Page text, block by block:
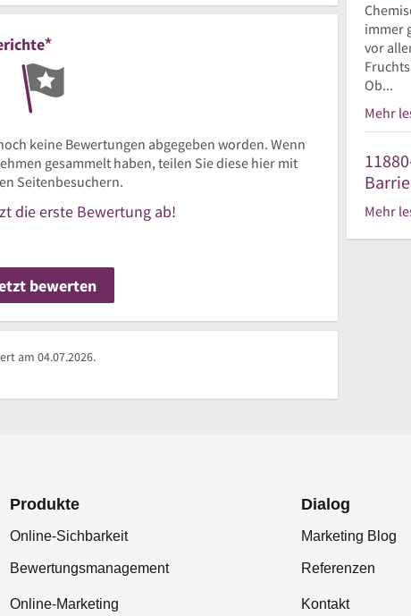
Uhr
*
keine Bewertungen abgegeben worden. Wenn
gesammelt haben, teilen Sie diese hier mit
Seitenbesuchern.
die erste Bewertung ab!
bewerten
am 04.07.2026.
immer
vor
Ob...
Mehr
Mehr
Produkte
Online-Sichbarkeit
Bewertungsmanagement
Online-Marketing
Dialog
Marketing Blog
Referenzen
Kontakt